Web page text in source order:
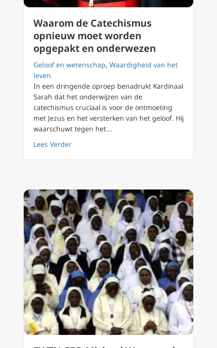
Waarom de Catechismus
opnieuw moet worden
opgepakt en onderwezen
Geloof en wetenschap, Waardigheid van het
leven
In een dringende oproep benadrukt Kardinaal
Sarah dat het onderwijzen van de
catechismus cruciaal is voor de ontmoeting
met Jezus en het versterken van het geloof. Hij
waarschuwt tegen het...
Lees Verderabout Waarom de Catechismus opnieuw